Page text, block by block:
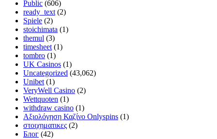
Public (606)
ready_text (2)
Spiele (2)
stoichimata (1)
themul (3)
timesheet (1)
tombro (1)
UK Casinos (1)
Uncategorized (43,062)
Unibet (1)
VeryWell Casino (2)
Wettquoten (1)
withdraw casino (1)
Αξιολόγηση Καζίνο Onlyspins (1)
στοιχηματικες (2)
Блог (42)